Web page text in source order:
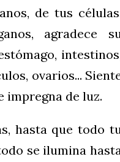
de tus
agradece su
ovarios...
impregna de luz.
hasta que todo tu
se ilumina hasta